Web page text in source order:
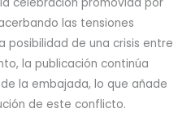
celebración promovida por
las tensiones
posibilidad de una crisis entre
la publicación continúa
la embajada, lo que añade
de este conflicto.